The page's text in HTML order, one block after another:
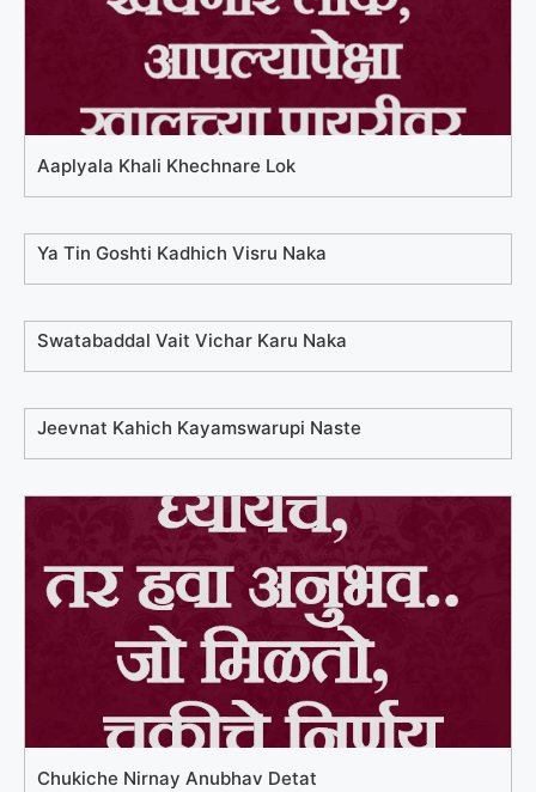
Aaplyala Khali Khechnare Lok
Ya Tin Goshti Kadhich Visru Naka
Swatabaddal Vait Vichar Karu Naka
Jeevnat Kahich Kayamswarupi Naste
Chukiche Nirnay Anubhav Detat